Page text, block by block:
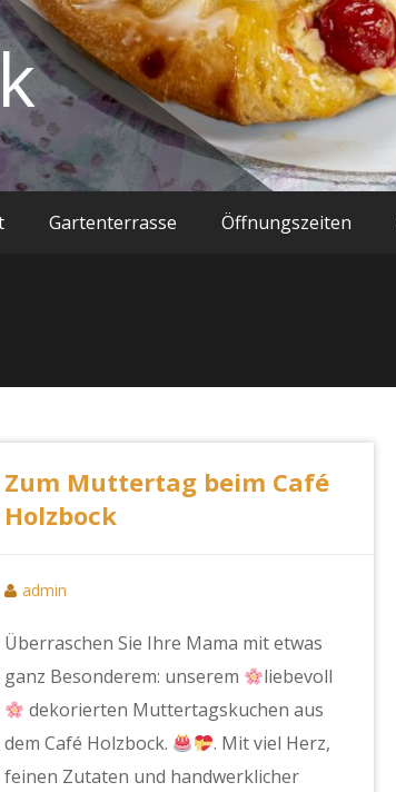
Gartenterrasse Öffnungszeiten
Zum Muttertag beim Café
Holzbock
admin
Überraschen Sie Ihre Mama mit etwas
ganz Besonderem: unserem
liebevoll
dekorierten Muttertagskuchen aus
dem Café Holzbock.
. Mit viel Herz,
feinen Zutaten und handwerklicher